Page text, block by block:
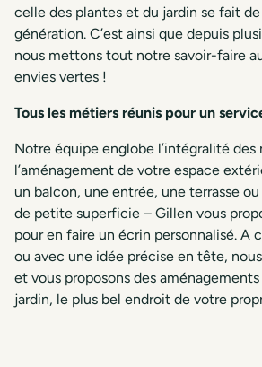
celle des plantes et du jardin se fait
génération. C’est ainsi que depuis
nous mettons tout notre savoir-faire
envies vertes !
Tous les métiers réunis pour un
Notre équipe englobe l’intégralité des
l’aménagement de votre espace
un balcon, une entrée, une terrasse
de petite superficie – Gillen vous
pour en faire un écrin personnalisé. A
ou avec une idée précise en tête,
et vous proposons des
jardin, le plus bel endroit de votre